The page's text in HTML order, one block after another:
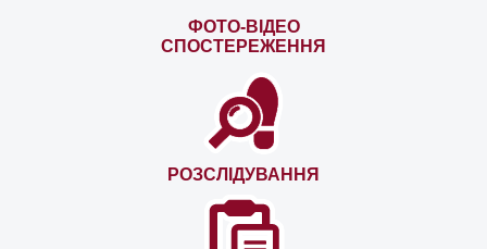
ФОТО-ВІДЕО
СПОСТЕРЕЖЕННЯ
РОЗСЛІДУВАННЯ